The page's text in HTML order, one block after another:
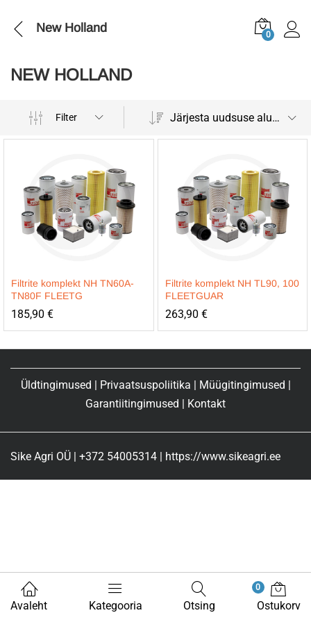
New Holland 0
NEW HOLLAND
Filter Järjesta uudsuse alusel
Filtrite komplekt NH TN60A-
TN80F FLEETG
185,90 €
Filtrite komplekt NH TL90, 100
FLEETGUAR
263,90 €
Üldtingimused Privaatsuspoliitika Müügitingimused
Garantiitingimused
Kontakt
Sike Agri OÜ | +372 54005314 | https://www.sikeagri.ee
Avaleht Kategooria Otsing
0
Ostukorv